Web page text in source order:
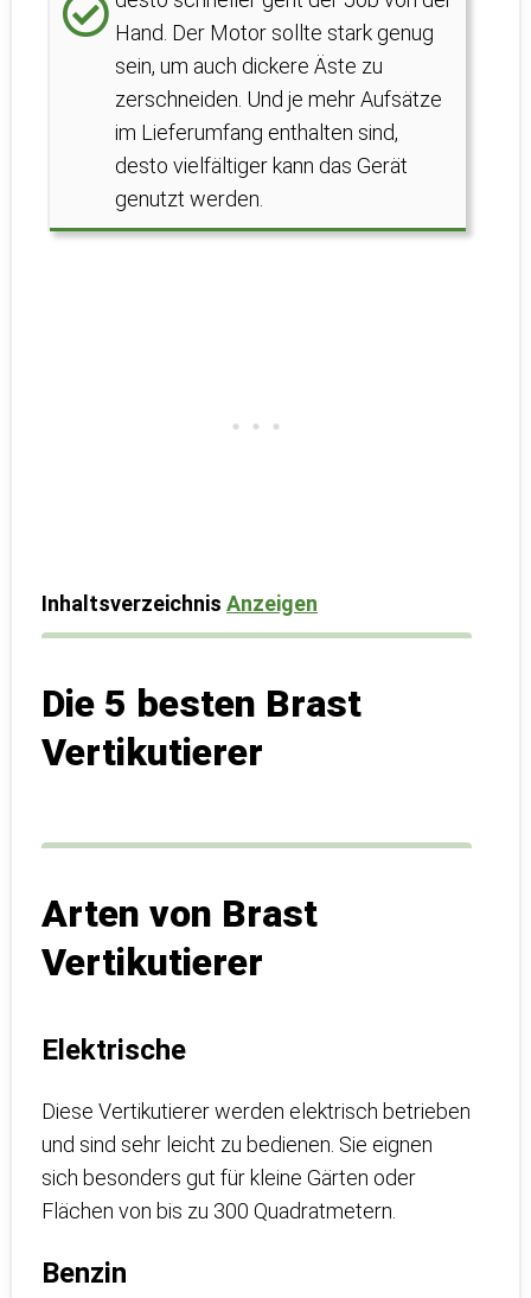
Hand. Der Motor sollte stark genug
sein, um auch dickere Äste zu
zerschneiden. Und je mehr Aufsätze
im Lieferumfang enthalten sind,
desto vielfältiger kann das Gerät
genutzt werden.
Inhaltsverzeichnis Anzeigen
Die 5 besten Brast
Vertikutierer
Arten von Brast
Vertikutierer
Elektrische
Diese Vertikutierer werden elektrisch betrieben
und sind sehr leicht zu bedienen. Sie eignen
sich besonders gut für kleine Gärten oder
Flächen von bis zu 300 Quadratmetern.
Benzin